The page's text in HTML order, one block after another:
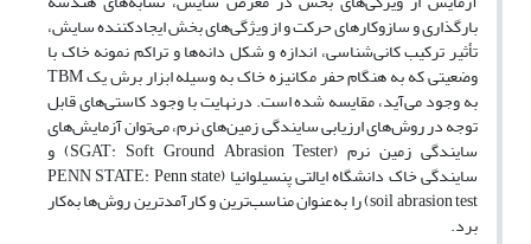
بارگذاری و سازوکارهای حرکت و از ویژگی‌های بخش ایجادکننده سایش،
تأثیر ترکیب کانی‌شناسی، اندازه و شکل دانه‌ها و تراکم نمونه خاک با
وضعیتی که به هنگام حفر مکانیزه خاک به وسیله ابزار برش یک TBM
به وجود می‌آید، مقایسه شده است. درنهایت با وجود کاستی‌های قابل
توجه در روش‌های ارزیابی سایندگی زمین‌های نرم، می‌توان آزمایش‌های
سایندگی زمین نرم (SGAT: Soft Ground Abrasion Tester) و
سایندگی خاک دانشگاه ایالتی پنسیلوانیا (PENN STATE: Penn state
soil abrasion test) را به‌عنوان مناسب‌ترین و کارآمدترین روش‌ها به‌کار
برد.